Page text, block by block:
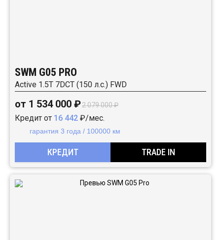
SWM G05 PRO
Active 1.5T 7DCT (150 л.с.) FWD
от 1 534 000 ₽2 079 000 ₽
Кредит от 16 442 ₽/мес.
гарантия 3 года / 100000 км
КРЕДИТ TRADE IN